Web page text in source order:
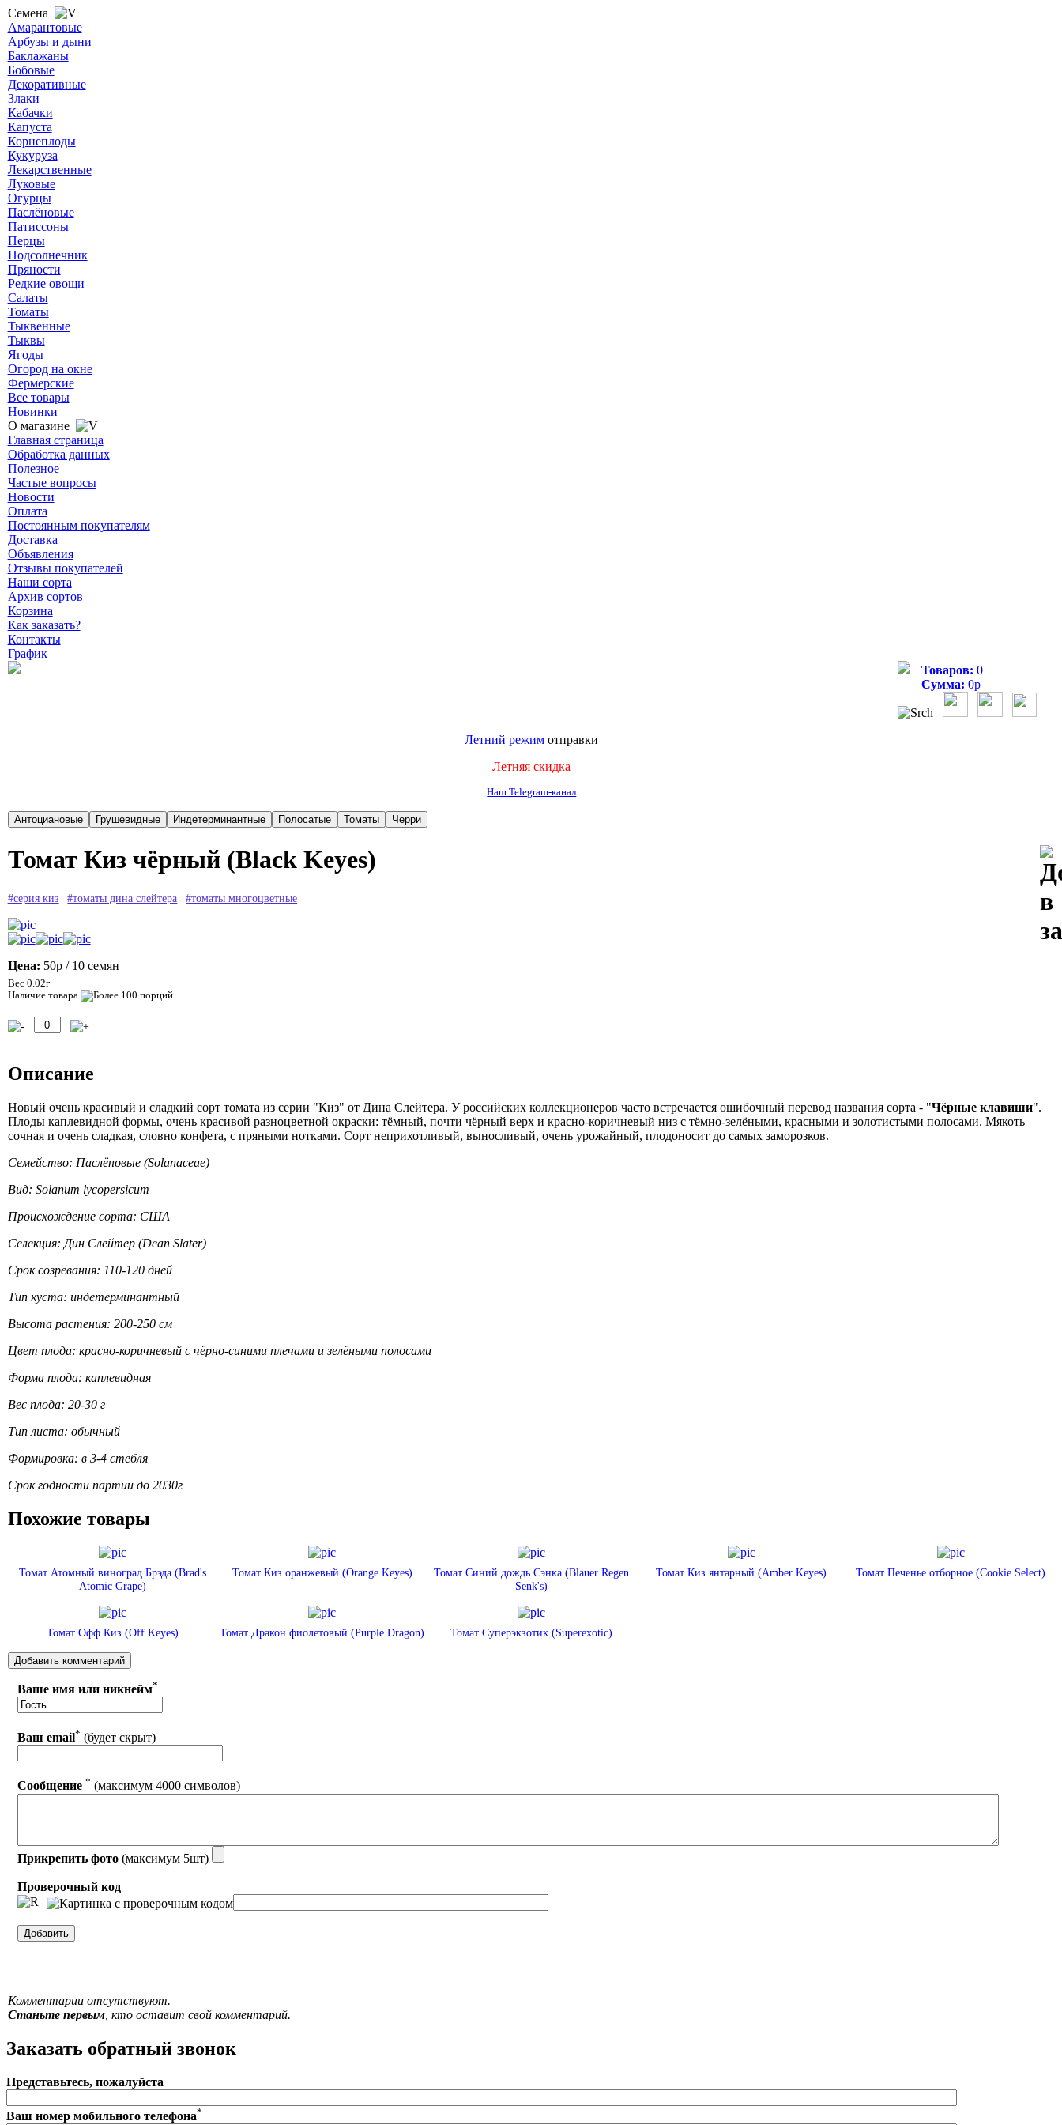
Семена
Амарантовые
Арбузы и дыни
Баклажаны
Бобовые
Декоративные
Злаки
Кабачки
Капуста
Корнеплоды
Кукуруза
Лекарственные
Луковые
Огурцы
Паслёновые
Патиссоны
Перцы
Подсолнечник
Пряности
Редкие овощи
Салаты
Томаты
Тыквенные
Тыквы
Ягоды
Огород на окне
Фермерские
Все товары
Новинки
О магазине
Главная страница
Обработка данных
Полезное
Частые вопросы
Новости
Оплата
Постоянным покупателям
Доставка
Объявления
Отзывы покупателей
Наши сорта
Архив сортов
Корзина
Как заказать?
Контакты
График
Товаров: 0
Сумма: 0р
Летний режим отправки
Летняя скидка
Наш Telegram-канал
Томат Киз чёрный (Black Keyes)
#серия киз #томаты дина слейтера #томаты многоцветные
Цена: 50р / 10 семян
Вес 0.02г
Наличие товара
Описание
Новый очень красивый и сладкий сорт томата из серии "Киз" от Дина Слейтера. У российских коллекционеров часто встречается ошибочный перевод названия сорта - "Чёрные клавиши".
Плоды каплевидной формы, очень красивой разноцветной окраски: тёмный, почти чёрный верх и красно-коричневый низ с тёмно-зелёными, красными и золотистыми полосами. Мякоть
сочная и очень сладкая, словно конфета, с пряными нотками. Сорт неприхотливый, выносливый, очень урожайный, плодоносит до самых заморозков.
Семейство: Паслёновые (Solanaceae)
Вид: Solanum lycopersicum
Происхождение сорта: США
Селекция: Дин Слейтер (Dean Slater)
Срок созревания: 110-120 дней
Тип куста: индетерминантный
Высота растения: 200-250 см
Цвет плода: красно-коричневый с чёрно-синими плечами и зелёными полосами
Форма плода: каплевидная
Вес плода: 20-30 г
Тип листа: обычный
Формировка: в 3-4 стебля
Срок годности партии до 2030г
Похожие товары
Томат Атомный виноград Брэда (Brad's
Atomic Grape)
Томат Киз оранжевый (Orange Keyes)
Томат Синий дождь Сэнка (Blauer Regen
Senk's)
Томат Киз янтарный (Amber Keyes) Томат Печенье отборное (Cookie Select)
Томат Офф Киз (Off Keyes) Томат Дракон фиолетовый (Purple Dragon) Томат Суперэкзотик (Superexotic)
Ваше имя или никнейм*
Ваш email* (будет скрыт)
Сообщение * (максимум 4000 символов)
Прикрепить фото (максимум 5шт)
Проверочный код
Комментарии отсутствуют.
Станьте первым, кто оставит свой комментарий.
Заказать обратный звонок
Представьтесь, пожалуйста
Ваш номер мобильного телефона*